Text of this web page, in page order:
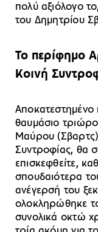
πολύ αξιόλογο
του Δημητρίου
Το περίφημο
Κοινή
Αποκατεστημένο
θαυμάσιο
Μαύρου
Συντροφίας, θα
επισκεφθείτε,
σπουδαιότερα
ανέγερσή του
ολοκληρώθηκε
συνολικά οκτώ